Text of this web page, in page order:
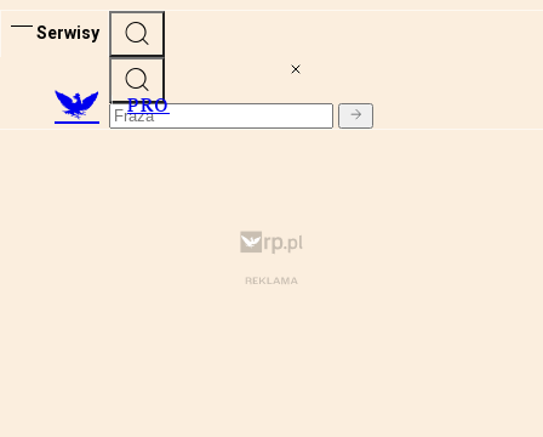
Serwisy
PRO